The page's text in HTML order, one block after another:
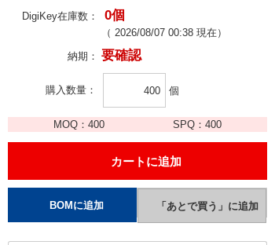
DigiKey在庫数： 0個
（ 2026/08/07 00:38 現在）
納期： 要確認
購入数量 個
MOQ：400 SPQ： 400